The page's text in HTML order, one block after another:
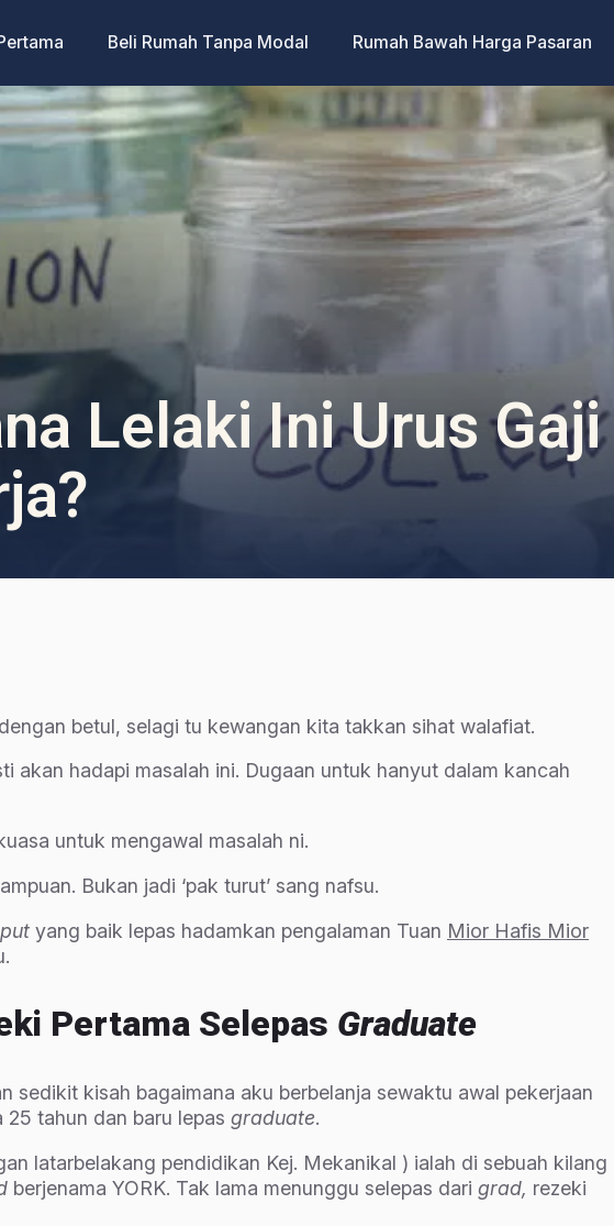
Beli Rumah Tanpa Modal Rumah Bawah Harga Pasaran
Lelaki Ini Urus
betul, selagi tu kewangan kita takkan sihat walafiat.
akan hadapi masalah ini. Dugaan untuk hanyut dalam kancah
untuk mengawal masalah ni.
Bukan jadi ‘pak turut’ sang nafsu.
yang baik lepas hadamkan pengalaman Tuan Mior Hafis Mior
Pertama Selepas Graduate
sedikit kisah bagaimana aku berbelanja sewaktu awal pekerjaan
25 tahun dan baru lepas graduate.
latarbelakang pendidikan Kej. Mekanikal ) ialah di sebuah kilang
berjenama YORK. Tak lama menunggu selepas dari grad, rezeki